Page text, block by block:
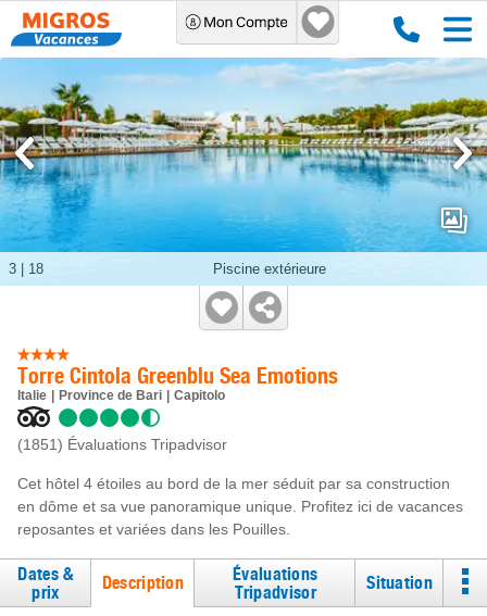
Torre Cintola Greenblu Sea Emotions
Italie Province de Bari Capitolo
(1851) Évaluations Tripadvisor
Cet hôtel 4 étoiles au bord de la mer séduit par sa construction
en dôme et sa vue panoramique unique. Profitez ici de vacances
reposantes et variées dans les Pouilles.
Piscine extérieure
3 18
Dates &
prix
Description
Évaluations
Tripadvisor
Situation